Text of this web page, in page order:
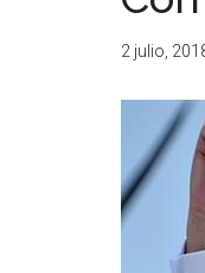
2 julio,